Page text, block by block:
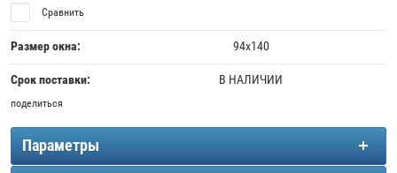
Сравнить
Размер окна: 94x140
Срок поставки: В НАЛИЧИИ
поделиться
Параметры